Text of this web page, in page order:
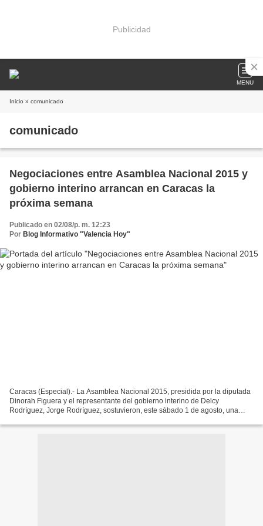
Publicidad
MENU
Inicio » comunicado
comunicado
Negociaciones entre Asamblea Nacional 2015 y
gobierno interino arrancan en Caracas la
próxima semana
Publicado en 02/08/p. m. 12:23
Por Blog Informativo "Valencia Hoy"
Caracas (Especial).- La Asamblea Nacional 2015, presidida por la diputada
Dinorah Figuera y el representante del gobierno interino de Delcy
Rodríguez, Jorge Rodríguez, sostuvieron, este sábado 1 de agosto, una